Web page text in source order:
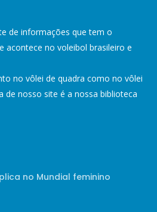
de informações que tem o
acontece no voleibol brasileiro e
no vôlei de quadra como no vôlei
de nosso site é a nossa biblioteca
no Mundial feminino